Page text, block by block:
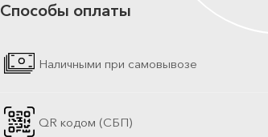
Способы оплаты
Наличными при самовывозе
QR кодом (СБП)